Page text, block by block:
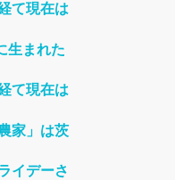
て現在は
生まれた
て現在は
家」は茨
イデーさ